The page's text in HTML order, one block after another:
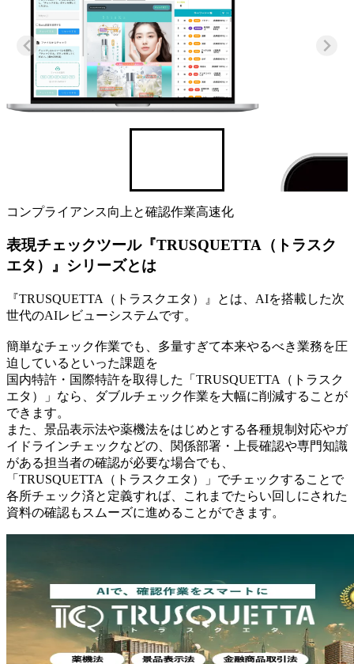
コンプライアンス向上と確認作業高速化
表現チェックツール『TRUSQUETTA（トラスク
エタ）』シリーズとは
『TRUSQUETTA（トラスクエタ）』とは、AIを搭載した次
世代のAIレビューシステムです。
簡単なチェック作業でも、多量すぎて本来やるべき業務を圧
迫しているといった課題を
国内特許・国際特許を取得した「TRUSQUETTA（トラスク
エタ）」なら、ダブルチェック作業を大幅に削減することが
できます。
また、景品表示法や薬機法をはじめとする各種規制対応やガ
イドラインチェックなどの、関係部署・上長確認や専門知識
がある担当者の確認が必要な場合でも、
「TRUSQUETTA（トラスクエタ）」でチェックすることで
各所チェック済と定義すれば、これまでたらい回しにされた
資料の確認もスムーズに進めることができます。